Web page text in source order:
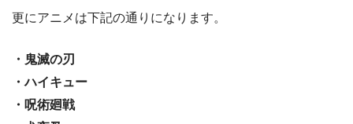
更にアニメは下記の通りになります。
・鬼滅の刃
・ハイキュー
・呪術廻戦